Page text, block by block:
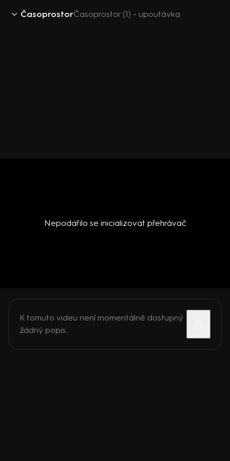
ČasoprostorČasoprostor (1) - upoutávka
Nepodařilo se inicializovat přehrávač
K tomuto videu není momentálně dostupný
žádný popis.